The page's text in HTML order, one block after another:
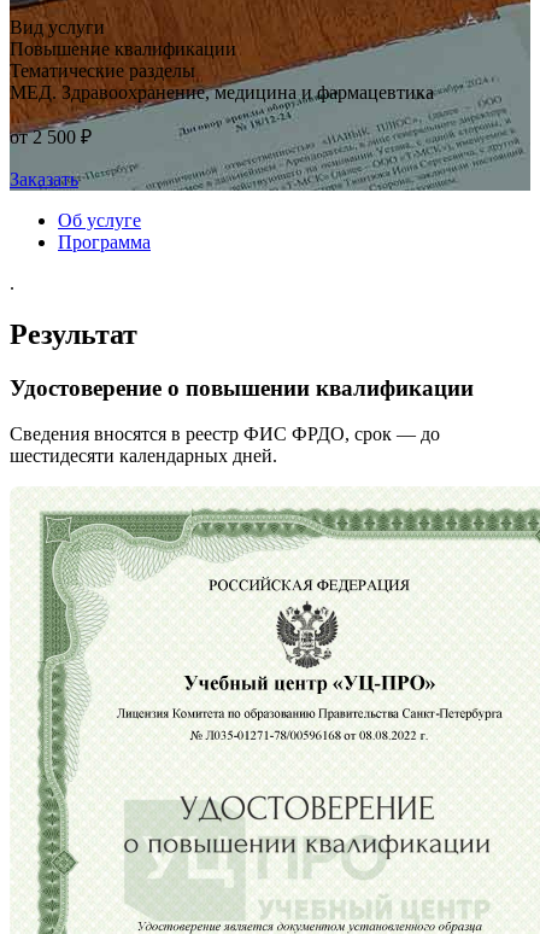
Вид услуги
Повышение квалификации
Тематические разделы
МЕД. Здравоохранение, медицина и фармацевтика
от 2 500 ₽
Заказать
Об услуге
Программа
.
Результат
Удостоверение о повышении квалификации
Сведения вносятся в реестр ФИС ФРДО, срок — до
шестидесяти календарных дней.